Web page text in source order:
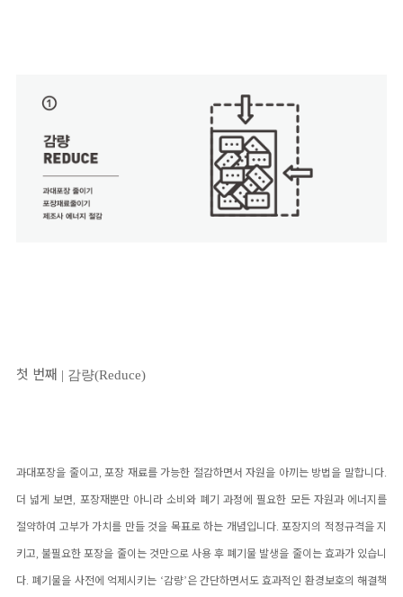
첫 번째 | 감량(Reduce)
과대포장을 줄이고,포장 재료를 가능한 절감하면서 자원을 아끼는 방법을 말합니다.
더 넓게 보면, 포장재뿐만 아니라 소비와 폐기 과정에 필요한 모든 자원과 에너지를
절약하여 고부가 가치를 만들 것을 목표로 하는 개념입니다. 포장지의 적정규격을 지
키고,불필요한 포장을 줄이는 것만으로 사용 후 폐기물 발생을 줄이는 효과가 있습니
다. 폐기물을 사전에 억제시키는 ‘감량’은 간단하면서도 효과적인 환경보호의 해결책